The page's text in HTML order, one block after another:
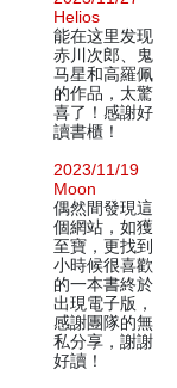
Helios
能在这里发现
赤川次郎、鬼
马星和高羅佩
的作品，太驚
喜了！感謝好
讀書櫃！
2023/11/19
Moon
偶然間發現這
個網站，如獲
至寶，更找到
小時候很喜歡
的一本書終於
出現電子版，
感謝團隊的無
私分享，謝謝
好讀！